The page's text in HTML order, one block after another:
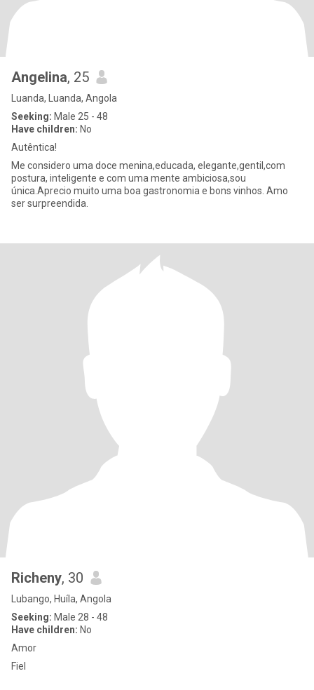
Angelina, 25
Luanda, Luanda, Angola
Seeking: Male 25 - 48
Have children: No
Autêntica!
Me considero uma doce menina,educada, elegante,gentil,com
postura, inteligente e com uma mente ambiciosa,sou
única.Aprecio muito uma boa gastronomia e bons vinhos. Amo
ser surpreendida.
Richeny, 30
Lubango, Huíla, Angola
Seeking: Male 28 - 48
Have children: No
Amor
Fiel